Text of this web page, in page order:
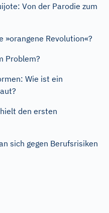
Von der Parodie zum
»orangene Revolution«?
Problem?
Wie ist ein
den ersten
sich gegen Berufsrisiken